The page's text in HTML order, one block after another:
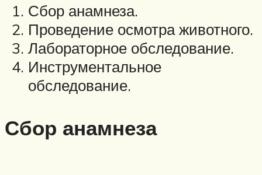
Сбор анамнеза.
Проведение осмотра животного.
Лабораторное обследование.
Инструментальное
обследование.
Сбор анамнеза